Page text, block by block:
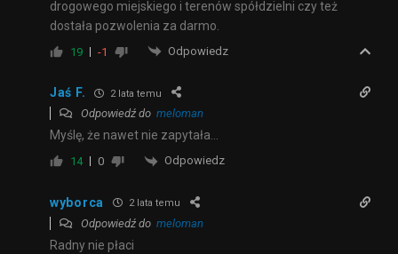
drogowego miejskiego i terenów spółdzielni czy też
dostała pozwolenia za darmo.
19 -1 Odpowiedz
Jaś F. 2 lata temu
Odpowiedź do meloman
Myślę, że nawet nie zapytała…
14 0 Odpowiedz
wyborca 2 lata temu
Odpowiedź do meloman
Radny nie płaci